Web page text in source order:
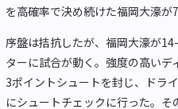
を高確率で決め続けた福岡大濠が
序盤は拮抗したが、福岡大濠が
ターに試合が動く。強度の高い
3ポイントシュートを封じ、ドラ
にシュートチェックに行った。